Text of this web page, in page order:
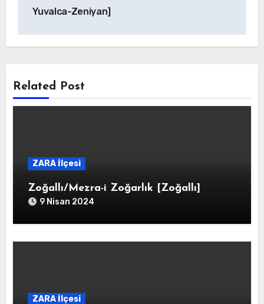
Yuvalca-Zeniyan]
Related Post
ZARA İlçesi
Zoğallı/Mezra-i Zoğarlık [Zoğallı]
9 Nisan 2024
ZARA İlçesi